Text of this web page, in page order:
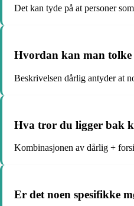
Det kan tyde på at personer
Hvordan kan man tolke
Beskrivelsen dårlig antyder at
Hva tror du ligger bak
Kombinasjonen av dårlig +
Er det noen spesifikke